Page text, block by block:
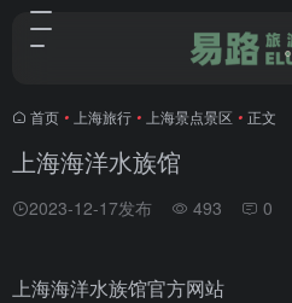
首页 • 上海旅行 • 上海景点景区 • 正文
上海海洋水族馆
2023-12-17发布 493 0
上海海洋水族馆官方网站